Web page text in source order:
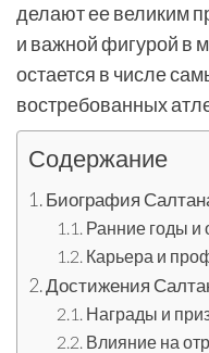
делают ее великим
и важной фигурой в
остается в числе
востребованных
Содержание
Биография
Ранние годы и
Карьера и
Достижения
Награды и
Влияние на